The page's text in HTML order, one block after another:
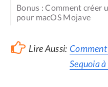
Bonus : Comment créer
pour macOS Mojave
Lire Aussi:
Sequoia